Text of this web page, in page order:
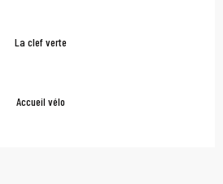
La clef verte
Accueil vélo